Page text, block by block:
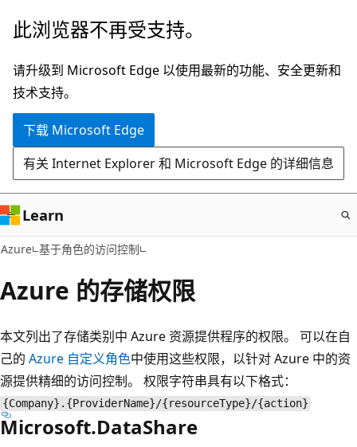
跳
主
要
内
此浏览器不再受支持。
请升级到 Microsoft Edge 以使用最新的功能、安全更新和
技术支持。
下载 Microsoft Edge
有关 Internet Explorer 和 Microsoft Edge 的详细信息
Learn
Azure 基于角色的访问控制
Azure 的存储权限
本文列出了存储类别中 Azure 资源提供程序的权限。 可以在自
己的 Azure 自定义角色中使用这些权限，以针对 Azure 中的资
源提供精细的访问控制。 权限字符串具有以下格式：
{Company}.{ProviderName}/{resourceType}/{action}
Microsoft.DataShare